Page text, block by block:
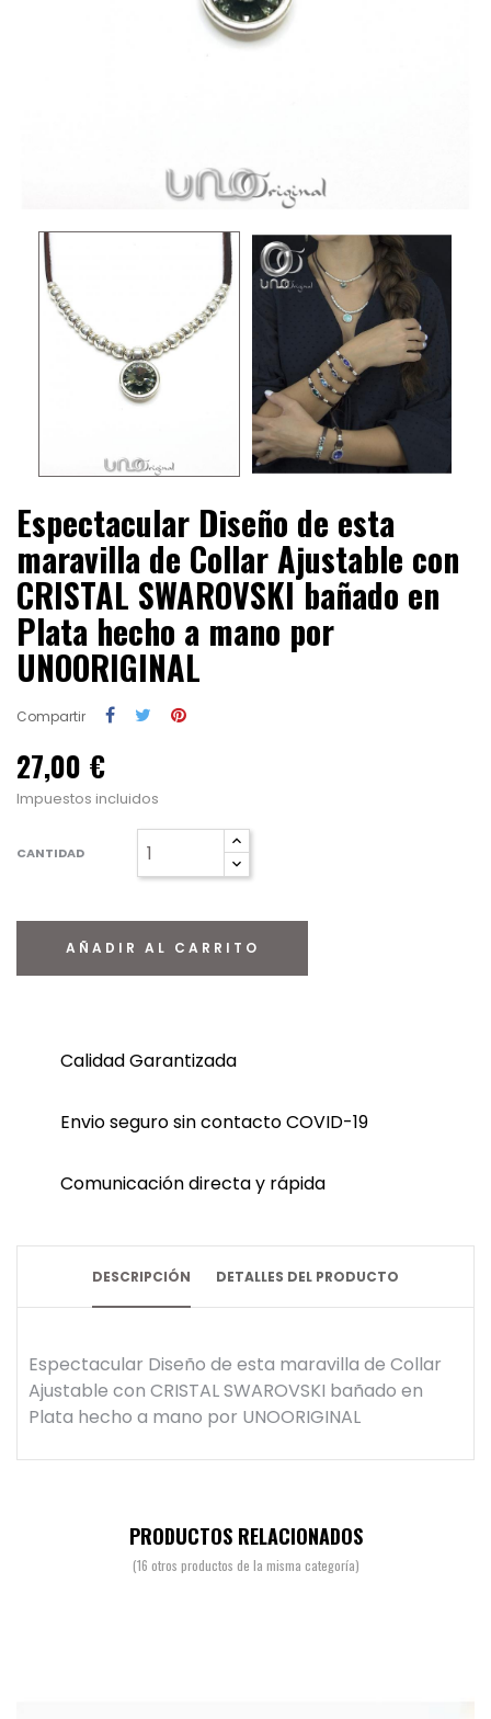
Espectacular Diseño de esta
maravilla de Collar Ajustable con
CRISTAL SWAROVSKI bañado en
Plata hecho a mano por
UNOORIGINAL
Compartir
27,00 €
Impuestos incluidos
CANTIDAD
AÑADIR AL CARRITO
Calidad Garantizada
Envio seguro sin contacto COVID-19
Comunicación directa y rápida
DESCRIPCIÓN DETALLES DEL PRODUCTO
Espectacular Diseño de esta maravilla de Collar
Ajustable con CRISTAL SWAROVSKI bañado en
Plata hecho a mano por UNOORIGINAL
PRODUCTOS RELACIONADOS
(16 otros productos de la misma categoría)